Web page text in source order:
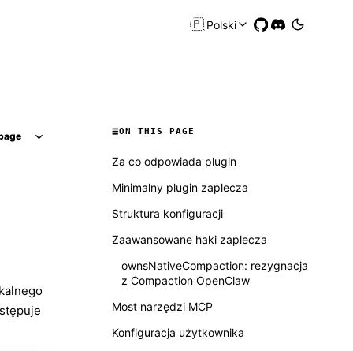
🇵🇱Polski
ON THIS PAGE
Za co odpowiada plugin
Minimalny plugin zaplecza
Struktura konfiguracji
Zaawansowane haki zaplecza
ownsNativeCompaction: rezygnacja
z Compaction OpenClaw
Most narzędzi MCP
Konfiguracja użytkownika